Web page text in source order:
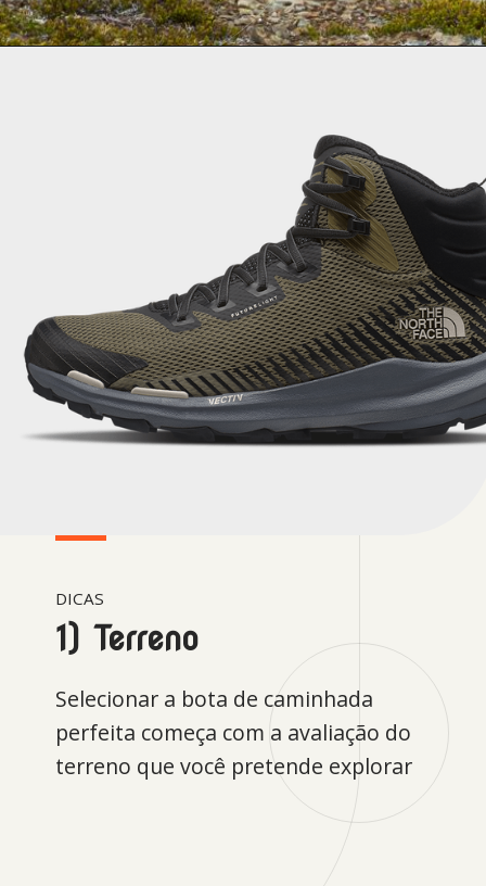
1) Terreno
Selecionar a bota de caminhada
perfeita começa com a avaliação do
terreno que você pretende explorar
DICAS